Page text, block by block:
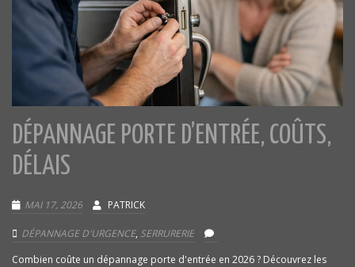
DÉPANNAGE PORTE D’ENTRÉE, COÛTS,
DÉLAIS
MAI 17, 2026 PATRICK
DÉPANNAGE D'URGENCE, SERRURERIE
Combien coûte un dépannage porte d'entrée en 2026 ? Découvrez les